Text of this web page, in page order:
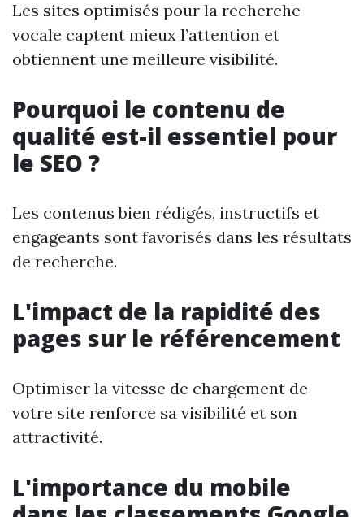
Les sites optimisés pour la recherche
vocale captent mieux l’attention et
obtiennent une meilleure visibilité.
Pourquoi le contenu de
qualité est-il essentiel pour
le SEO ?
Les contenus bien rédigés, instructifs et
engageants sont favorisés dans les résultats
de recherche.
L'impact de la rapidité des
pages sur le référencement
Optimiser la vitesse de chargement de
votre site renforce sa visibilité et son
attractivité.
L'importance du mobile